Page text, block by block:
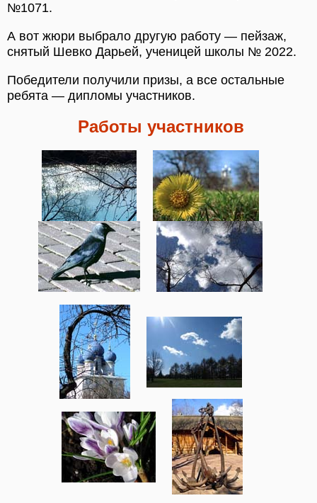
№1071.
А вот жюри выбрало другую работу — пейзаж,
снятый Шевко Дарьей, ученицей школы № 2022.
Победители получили призы, а все остальные
ребята — дипломы участников.
Работы участников